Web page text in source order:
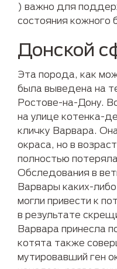
) важно для
состояния кожного
Донской
Эта порода, как
была выведена на
Ростове-на-Дону.
на улице котенка-
кличку Варвара.
окраса, но в
полностью
Обследования в
Варвары каких-
могли привести к
в результате
Варвара принесла
котята также
мутировавший ген